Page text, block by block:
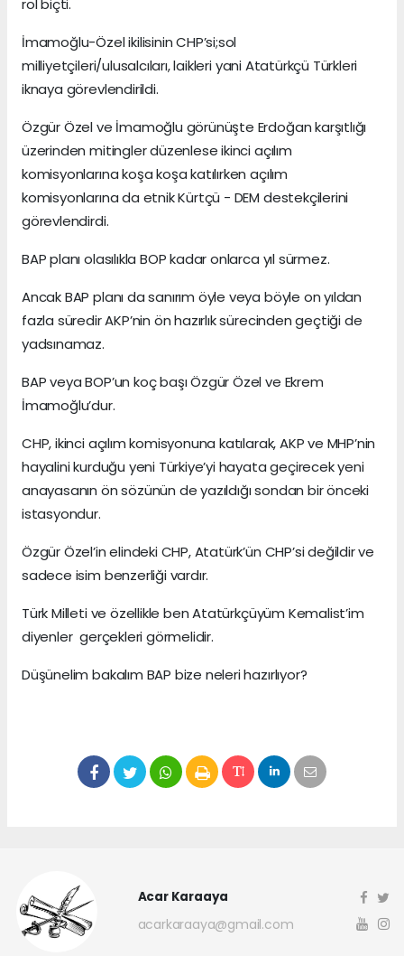
İmamoğlu-Özel ikilisinin CHP’si;sol
milliyetçileri/ulusalcıları, laikleri yani Atatürkçü Türkleri
iknaya görevlendirildi.
Özgür Özel ve İmamoğlu görünüşte Erdoğan karşıtlığı
üzerinden mitingler düzenlese ikinci açılım
komisyonlarına koşa koşa katılırken açılım
komisyonlarına da etnik Kürtçü - DEM destekçilerini
görevlendirdi.
BAP planı olasılıkla BOP kadar onlarca yıl sürmez.
Ancak BAP planı da sanırım öyle veya böyle on yıldan
fazla süredir AKP’nin ön hazırlık sürecinden geçtiği de
yadsınamaz.
BAP veya BOP’un koç başı Özgür Özel ve Ekrem
İmamoğlu’dur.
CHP, ikinci açılım komisyonuna katılarak, AKP ve MHP’nin
hayalini kurduğu yeni Türkiye’yi hayata geçirecek yeni
anayasanın ön sözünün de yazıldığı sondan bir önceki
istasyondur.
Özgür Özel’in elindeki CHP, Atatürk’ün CHP’si değildir ve
sadece isim benzerliği vardır.
Türk Milleti ve özellikle ben Atatürkçüyüm Kemalist’im
diyenler gerçekleri görmelidir.
Düşünelim bakalım BAP bize neleri hazırlıyor?
Acar Karaaya
acarkaraaya@gmail.com